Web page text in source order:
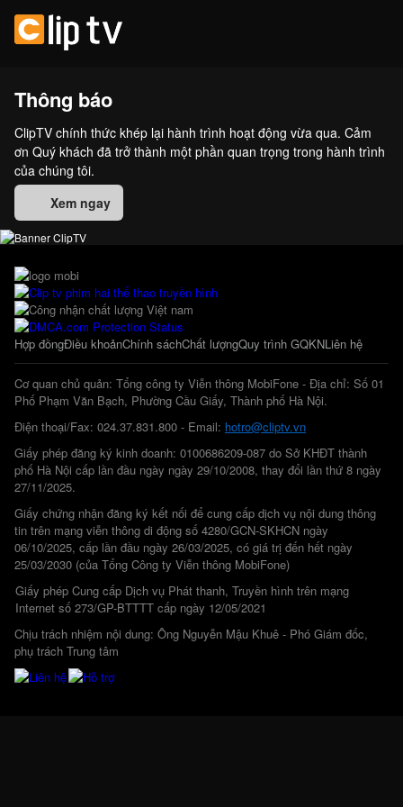
Thông báo
ClipTV chính thức khép lại hành trình hoạt động vừa qua. Cảm
ơn Quý khách đã trở thành một phần quan trọng trong hành trình
của chúng tôi.
Xem ngay
Hợp đồngĐiều khoảnChính sáchChất lượngQuy trình GQKNLiên hệ
Cơ quan chủ quản: Tổng công ty Viễn thông MobiFone - Địa chỉ: Số 01
Phố Phạm Văn Bạch, Phường Cầu Giấy, Thành phố Hà Nội.
Điện thoại/Fax: 024.37.831.800 - Email: hotro@cliptv.vn
Giấy phép đăng ký kinh doanh: 0100686209-087 do Sở KHĐT thành
phố Hà Nội cấp lần đầu ngày ngày 29/10/2008, thay đổi lần thứ 8 ngày
27/11/2025.
Giấy chứng nhận đăng ký kết nối để cung cấp dịch vụ nội dung thông
tin trên mạng viễn thông di động số 4280/GCN-SKHCN ngày
06/10/2025, cấp lần đầu ngày 26/03/2025, có giá trị đến hết ngày
25/03/2030 (của Tổng Công ty Viễn thông MobiFone)
Giấy phép Cung cấp Dịch vụ Phát thanh, Truyền hình trên mạng
Internet số 273/GP-BTTTT cấp ngày 12/05/2021
Chịu trách nhiệm nội dung: Ông Nguyễn Mậu Khuê - Phó Giám đốc,
phụ trách Trung tâm